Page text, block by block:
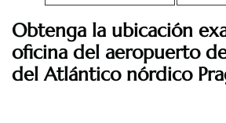
Obtenga la ubicación
oficina del aeropuerto
del Atlántico nórdico